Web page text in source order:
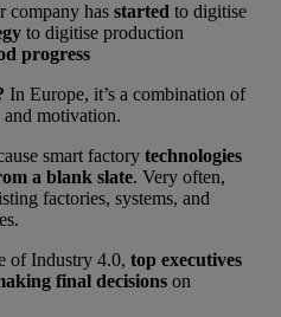
company has started to digitise
to digitise production
progress
In Europe, it’s a combination of
and motivation.
smart factory technologies
a blank slate. Very often,
factories, systems, and
of Industry 4.0, top executives
final decisions on